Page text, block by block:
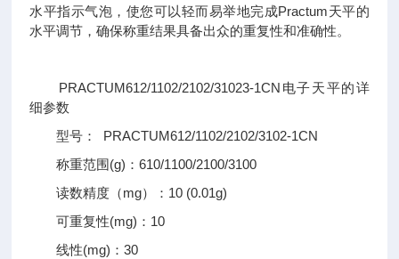
水平指示气泡，使您可以轻而易举地完成Practum天平的
水平调节，确保称重结果具备出众的重复性和准确性。
PRACTUM612/1102/2102/31023-1CN电子天平的详
细参数
型号： PRACTUM612/1102/2102/3102-1CN
称重范围(g)：610/1100/2100/3100
读数精度（mg）：10 (0.01g)
可重复性(mg)：10
线性(mg)：30